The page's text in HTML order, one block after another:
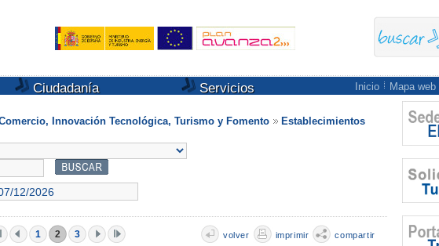
Ciudadanía Servicios Inicio Mapa web
Innovación Tecnológica, Turismo y Fomento Establecimientos
1 2 3 volver imprimir compartir